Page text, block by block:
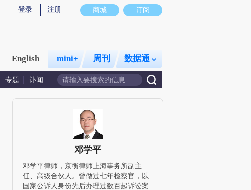
商城 订阅
登录 注册
English mini+ 周刊 数据通
专题 讣闻
邓学平
邓学平律师，京衡律师上海事务所副主
任、高级合伙人。曾做过七年检察官，以
国家公诉人身份先后办理过数百起诉讼案